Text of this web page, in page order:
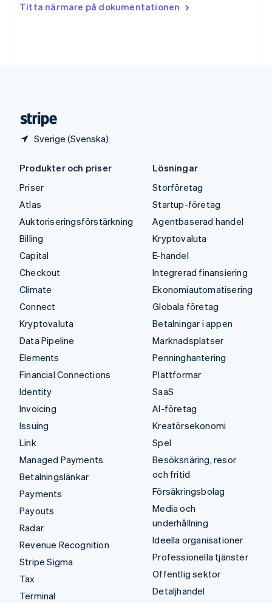
Titta närmare på dokumentationen
Sverige (Svenska)
English
Produkter och priser
Priser
Atlas
Auktoriseringsförstärkning
Billing
Capital
Checkout
Climate
Connect
Kryptovaluta
Data Pipeline
Elements
Financial Connections
Identity
Invoicing
Issuing
Link
Managed Payments
Betalningslänkar
Payments
Payouts
Radar
Revenue Recognition
Stripe Sigma
Tax
Terminal
Lösningar
Storföretag
Startup-företag
Agentbaserad handel
Kryptovaluta
E-handel
Integrerad finansiering
Ekonomiautomatisering
Globala företag
Betalningar i appen
Marknadsplatser
Penninghantering
Plattformar
SaaS
AI-företag
Kreatörsekonomi
Spel
Besöksnäring, resor
och fritid
Försäkringsbolag
Media och
underhållning
Ideella organisationer
Professionella tjänster
Offentlig sektor
Detaljhandel